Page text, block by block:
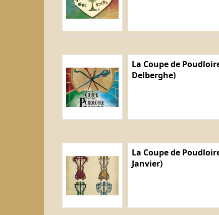
La Coupe de
Delberghe)
La Coupe de
Janvier)